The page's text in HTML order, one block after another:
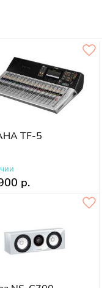
TF-5
р.